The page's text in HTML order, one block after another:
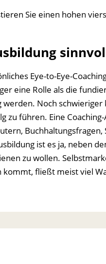
Sie einen hohen
Eye-to-Eye-
eine Rolle als die
Noch
zu führen. Eine
ist es ja, neben
zu wollen.
fließt meist viel